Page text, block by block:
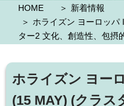
HOME 新着情報
ホライズン ヨーロッパ
ター2 文化、創造性、包摂
ホライズン ヨー
(15 MAY) (クラス